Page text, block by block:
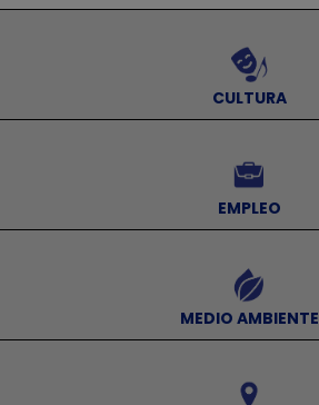
CULTURA
EMPLEO
MEDIO AMBIENTE